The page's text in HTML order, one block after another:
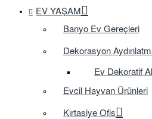
EV YAŞAM
Banyo Ev Gereçleri
Dekorasyon
Ev Dekoratif
Evcil Hayvan Ürünleri
Kırtasiye Ofis